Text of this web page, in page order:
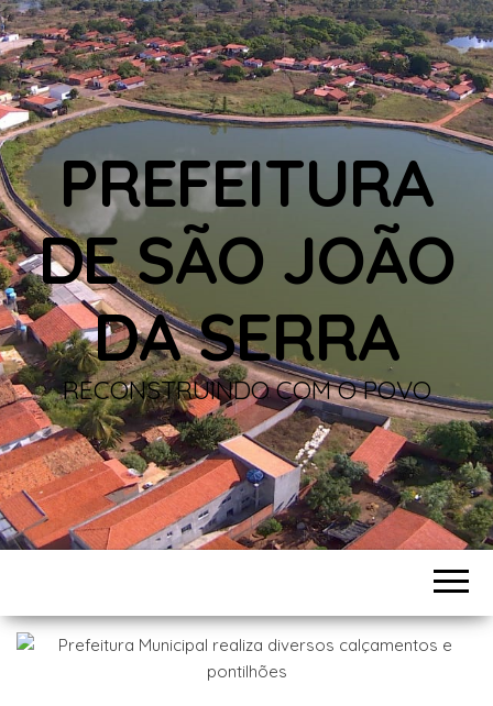
PREFEITURA
DE SÃO JOÃO
DA SERRA
RECONSTRUINDO COM O POVO